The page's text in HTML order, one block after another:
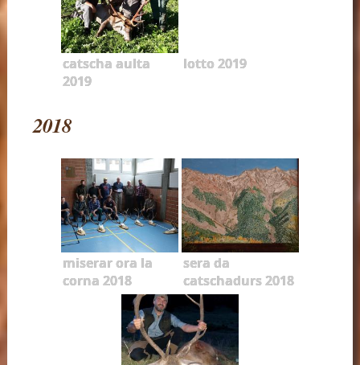
catscha aulta
2019
lotto 2019
2018
miserar ora la
corna 2018
sera da
catschadurs 2018